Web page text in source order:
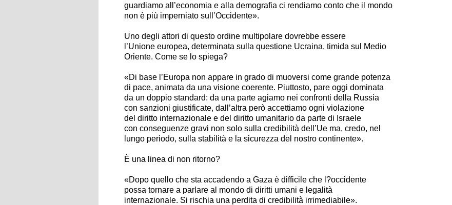
guardiamo all’economia e alla demografia ci rendiamo conto che il mondo
non è più imperniato sull’Occidente».
Uno degli attori di questo ordine multipolare dovrebbe essere
l’Unione europea, determinata sulla questione Ucraina, timida sul Medio
Oriente. Come se lo spiega?
«Di base l’Europa non appare in grado di muoversi come grande potenza
di pace, animata da una visione coerente. Piuttosto, pare oggi dominata
da un doppio standard: da una parte agiamo nei confronti della Russia
con sanzioni giustificate, dall’altra però accettiamo ogni violazione
del diritto internazionale e del diritto umanitario da parte di Israele
con conseguenze gravi non solo sulla credibilità dell’Ue ma, credo, nel
lungo periodo, sulla stabilità e la sicurezza del nostro continente».
È una linea di non ritorno?
«Dopo quello che sta accadendo a Gaza è difficile che l?occidente
possa tornare a parlare al mondo di diritti umani e legalità
internazionale. Si rischia una perdita di credibilità irrimediabile».